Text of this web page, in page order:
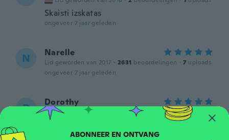
Skaisti izskatas
ongeveer 7 jaar geleden
N Narelle
Lid geworden van 2017 · 2631 beoordelingen · 7 uploads
ongeveer 7 jaar geleden
D Dorothy
Lid geworden van 2018 165 beoordelingen · 5 uploads
Very small, will gift it to my granddaughter,
very nice.
ABONNEER EN ONTVANG